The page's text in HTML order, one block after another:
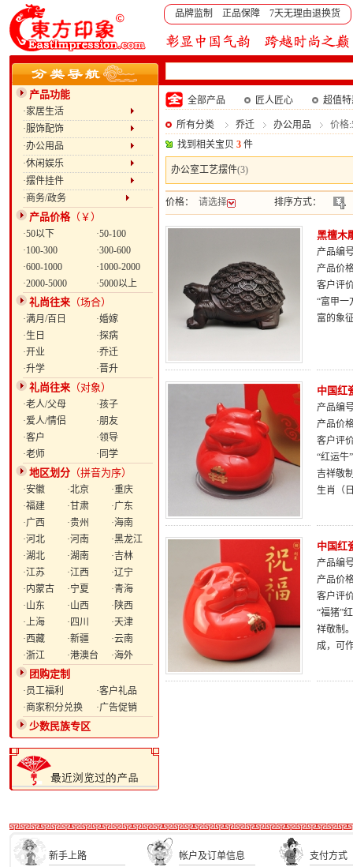
品牌监制 正品保障 7天无理由退换货
产品功能
·家居生活
·服饰配饰
·办公用品
·休闲娱乐
·摆件挂件
·商务/政务
产品价格（￥）
·50以下
·50-100
·100-300
·300-600
·600-1000
·1000-2000
·2000-5000
·5000以上
礼尚往来 （场合）
·满月/百日
·婚嫁
·生日
·探病
·开业
·乔迁
·升学
·晋升
礼尚往来 （对象）
·老人/父母
·孩子
·爱人/情侣
·朋友
·客户
·领导
·老师
·同学
地区划分 （拼音为序）
·安徽 ·北京
·重庆
·福建
·甘肃
·广东
·广西
·贵州
·海南
·河北
·河南
·黑龙江
·湖北
·湖南
·吉林
·江苏
·江西
·辽宁
·内蒙古
·宁夏
·青海
·山东
·山西
·陕西
·上海
·四川
·天津
·西藏
·新疆
·云南
·浙江
·港澳台 ·海外
团购定制
·员工福利
·客户礼品
·商家积分兑换
·广告促销
少数民族专区
全部产品 匠人匠心 超值
所有分类 乔迁 办公用品
价格
找到相关宝贝 3 件
办公室工艺摆件(3)
价格： 请选择 排序方式：
黑檀木
产品编
产品价
客户评
“富甲一
富的象
中国红
产品编
产品价
客户评
“红运牛
吉祥敬
生肖（
中国红
产品编
产品价
客户评
“福猪”
祥敬制
成，可
新手上路 帐户及订单信息
支付方式